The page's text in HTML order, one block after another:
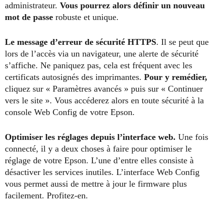
administrateur. Vous pourrez alors définir un nouveau
mot de passe robuste et unique.
Le message d’erreur de sécurité HTTPS. Il se peut que
lors de l’accès via un navigateur, une alerte de sécurité
s’affiche. Ne paniquez pas, cela est fréquent avec les
certificats autosignés des imprimantes. Pour y remédier,
cliquez sur « Paramètres avancés » puis sur « Continuer
vers le site ». Vous accéderez alors en toute sécurité à la
console Web Config de votre Epson.
Optimiser les réglages depuis l’interface web. Une fois
connecté, il y a deux choses à faire pour optimiser le
réglage de votre Epson. L’une d’entre elles consiste à
désactiver les services inutiles. L’interface Web Config
vous permet aussi de mettre à jour le firmware plus
facilement. Profitez-en.